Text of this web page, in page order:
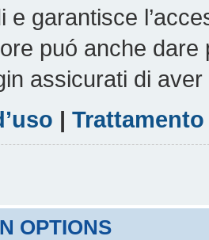
e garantisce
puó anche
assicurati di
|
OPTIONS